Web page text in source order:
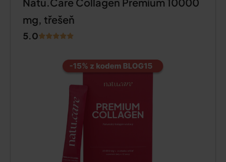
mg, třešeň
5.0